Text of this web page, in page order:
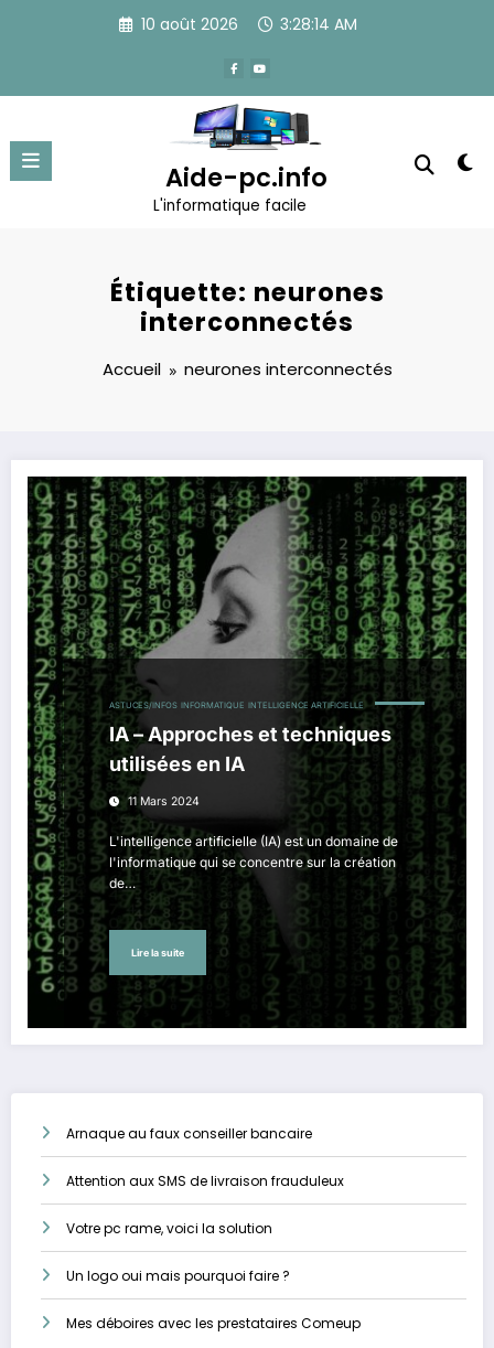
10 août 2026 3:28:14 AM
Aide-pc.info
L'informatique facile
Étiquette: neurones
interconnectés
Accueil neurones interconnectés
ASTUCES/INFOS INFORMATIQUE INTELLIGENCE ARTIFICIELLE
IA – Approches et techniques
utilisées en IA
11 Mars 2024
L'intelligence artificielle (IA) est un domaine de
l'informatique qui se concentre sur la création
de…
Lire la suite
Arnaque au faux conseiller bancaire
Attention aux SMS de livraison frauduleux
Votre pc rame, voici la solution
Un logo oui mais pourquoi faire ?
Mes déboires avec les prestataires Comeup